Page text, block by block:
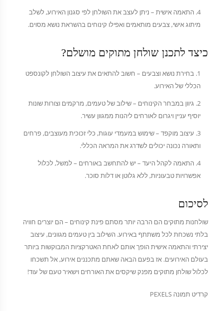
התאמה אישית – ניתן לעצב את השולחן לפי סגנון האירוע, לשלב
מיתוג אישי, צבעים מותאמים ואפילו קינוחים בהשראת נושא מסוים.
כיצד לתכנן שולחן מתוקים מושלם?
בחירת נושא וצבעים – חשוב להתאים את עיצוב השולחן לקונספט
הכללי של האירוע.
גיוון במבחר הקינוחים – שילוב של טעמים, מרקמים וצורות שונות
יוסיף עניין ויגרום לאורחים ליהנות ממגוון עשיר.
עיצוב מוקפד – שימוש במעמדי עוגות, כלי זכוכית מעוצבים, פרחים
ותאורה נכונה יכולים לשדרג את המראה הכללי.
התאמה לקהל היעד – יש להתחשב באורחים – למשל, לכלול
אפשרויות טבעוניות, ללא גלוטן או דלות סוכר.
לסיכום
שולחנות מתוקים הם הרבה יותר מסתם פינת קינוחים – הם יוצרים חוויה
בלתי נשכחת לכל משתתף באירוע. השילוב בין טעמים מגוונים, עיצוב
יצירתי והתאמה אישית הופך אותם לאחת האטרקציות המבוקשות ביותר
בעולם האירועים. אז בפעם הבאה שאתם מתכננים אירוע, אל תשכחו
לכלול שולחן מתוקים מפנק שיקסים את האורחים וישאיר טעם של עוד!
קרדיט תמונה PEXELS